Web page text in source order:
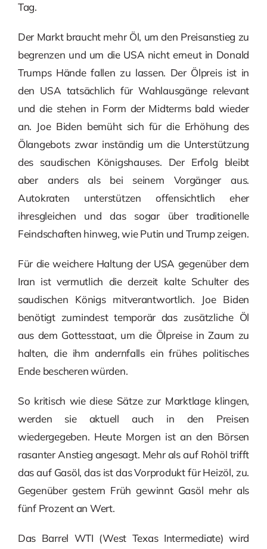
Tag.
Der Markt braucht mehr Öl, um den Preisanstieg zu
begrenzen und um die USA nicht erneut in Donald
Trumps Hände fallen zu lassen. Der Ölpreis ist in
den USA tatsächlich für Wahlausgänge relevant
und die stehen in Form der Midterms bald wieder
an. Joe Biden bemüht sich für die Erhöhung des
Ölangebots zwar inständig um die Unterstützung
des saudischen Königshauses. Der Erfolg bleibt
aber anders als bei seinem Vorgänger aus.
Autokraten unterstützen offensichtlich eher
ihresgleichen und das sogar über traditionelle
Feindschaften hinweg, wie Putin und Trump zeigen.
Für die weichere Haltung der USA gegenüber dem
Iran ist vermutlich die derzeit kalte Schulter des
saudischen Königs mitverantwortlich. Joe Biden
benötigt zumindest temporär das zusätzliche Öl
aus dem Gottesstaat, um die Ölpreise in Zaum zu
halten, die ihm andernfalls ein frühes politisches
Ende bescheren würden.
So kritisch wie diese Sätze zur Marktlage klingen,
werden sie aktuell auch in den Preisen
wiedergegeben. Heute Morgen ist an den Börsen
rasanter Anstieg angesagt. Mehr als auf Rohöl trifft
das auf Gasöl, das ist das Vorprodukt für Heizöl, zu.
Gegenüber gestern Früh gewinnt Gasöl mehr als
fünf Prozent an Wert.
Das Barrel WTI (West Texas Intermediate) wird